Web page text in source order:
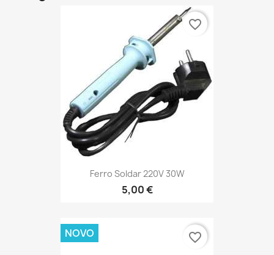
Ferro Soldar 220V 30W
5,00 €
favorite_border
NOVO favorite_border